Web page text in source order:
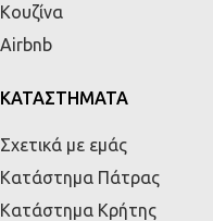
Κουζίνα
Airbnb
ΚΑΤΑΣΤΗΜΑΤΑ
Σχετικά με εμάς
Κατάστημα Πάτρας
Κατάστημα Κρήτης